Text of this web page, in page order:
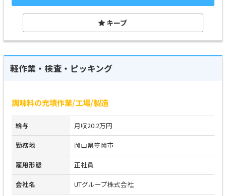
キープ
軽作業・検査・ピッキング
調味料の充填作業/工場/製造
給与 月収20.2万円
勤務地 岡山県笠岡市
雇用形態 正社員
会社名 UTグループ株式会社